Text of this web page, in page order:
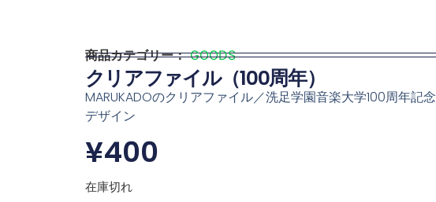
商品カテゴリー： GOODS
クリアファイル（100周年）
MARUKADOのクリアファイル／洗足学園音楽大学100周年記念
デザイン
¥400
在庫切れ